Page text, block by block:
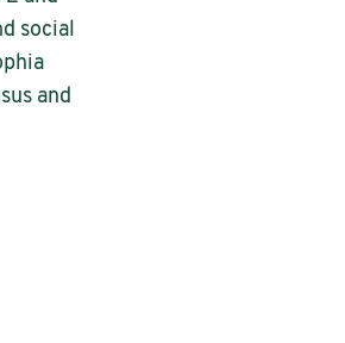
social
and